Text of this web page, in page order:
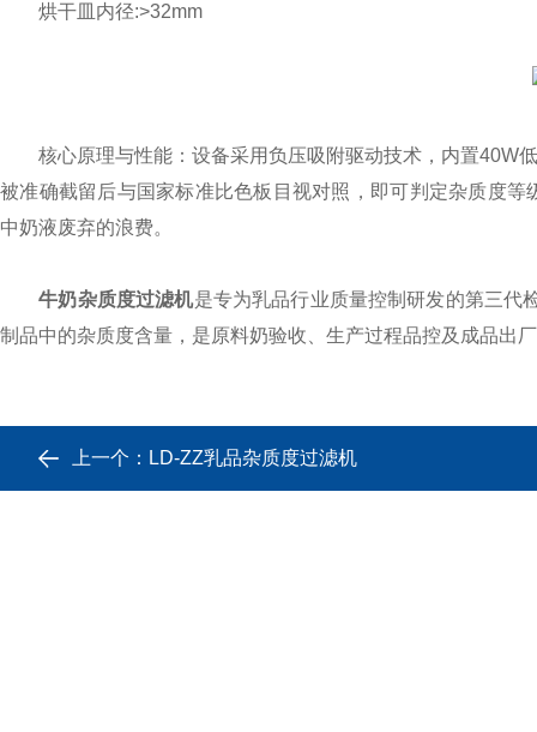
烘干皿内径:>32mm
核心原理与性能：设备采用负压吸附驱动技术，内置40W
被准确截留后与国家标准比色板目视对照，即可判定杂质度
中奶液废弃的浪费。
牛奶杂质度过滤机是专为乳品行业质量控制研发的第三代
制品中的杂质度含量，是原料奶验收、生产过程品控及成品出
上一个： LD-ZZ乳品杂质度过滤机